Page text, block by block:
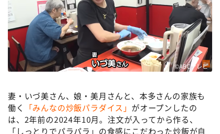
©ABCテレビ
妻・いづ美さん、娘・美月さんと、本多さんの家族も
働く
「みんなの炒飯パラダイス」 がオープンしたの
は、2年前の2024年10月。注文が入ってから作る、
「しっとりでパラパラ」の食感にこだわった炒飯が自